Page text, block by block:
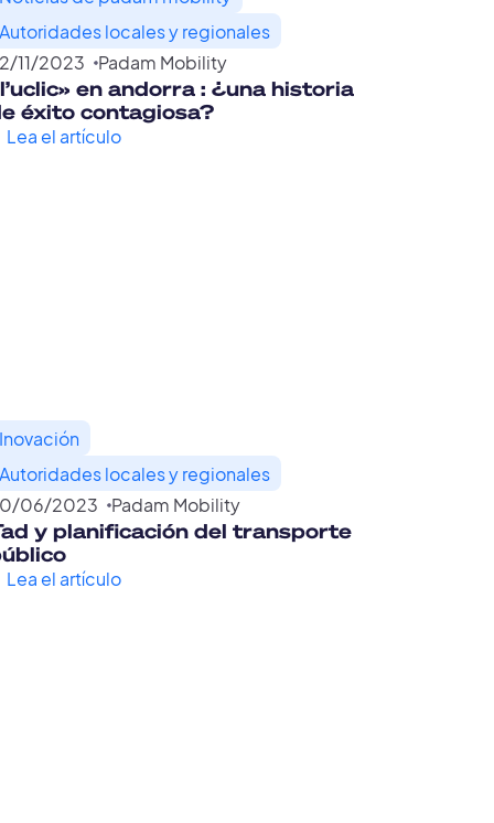
Autoridades locales y regionales
/11/2023 Padam Mobility
en andorra : ¿una historia
éxito contagiosa?
Lea el artículo
Inovación
Autoridades locales y regionales
/06/2023 Padam Mobility
y planificación del transporte
Lea el artículo